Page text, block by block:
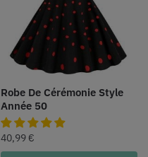
Robe De Cérémonie Style
Année 50
40,99 €